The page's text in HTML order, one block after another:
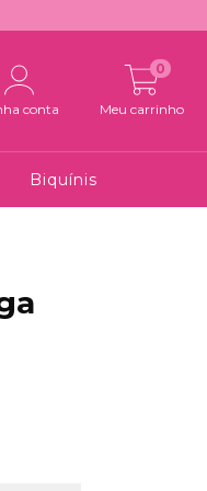
conta Meu carrinho
0
Biquínis